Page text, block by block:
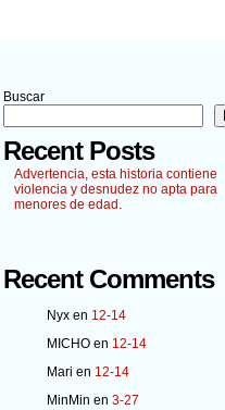
Buscar
Recent Posts
Advertencia, esta historia contiene
violencia y desnudez no apta para
menores de edad.
Recent Comments
Nyx en 12-14
MICHO en 12-14
Mari en 12-14
MinMin en 3-27